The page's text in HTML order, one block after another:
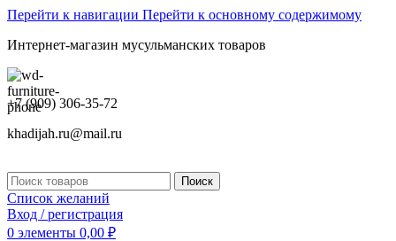
Перейти к навигации Перейти к основному содержимому
Интернет-магазин мусульманских товаров
+7 (909) 306-35-72
khadijah.ru@mail.ru
Поиск
Список желаний
Вход / регистрация
0 элементы 0,00 ₽